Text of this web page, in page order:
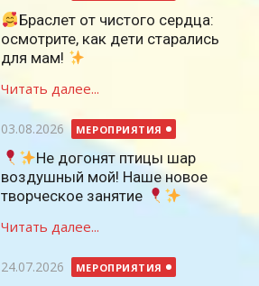
Браслет от чистого сердца:
осмотрите, как дети старались
для мам!
Читать далее...
Опубликовано
03.08.2026 МЕРОПРИЯТИЯ
Не догонят птицы шар
воздушный мой! Наше новое
творческое занятие
Читать далее...
Опубликовано
24.07.2026 МЕРОПРИЯТИЯ